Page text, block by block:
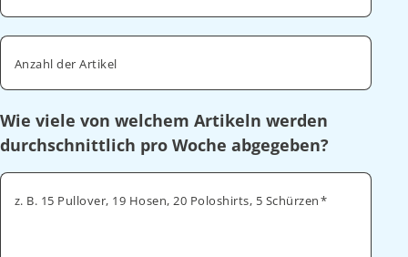
Anzahl der Artikel
Wie viele von welchem Artikeln werden
durchschnittlich pro Woche abgegeben?
z. B. 15 Pullover, 19 Hosen, 20 Poloshirts, 5 Schürzen